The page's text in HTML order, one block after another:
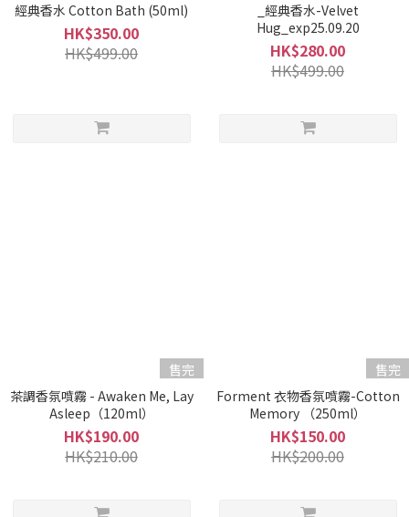
經典香水 Cotton Bath (50ml)
HK$350.00
HK$499.00
_經典香水-Velvet
Hug_exp25.09.20
HK$280.00
HK$499.00
售完
茶調香氛噴霧 - Awaken Me, Lay
Asleep（120ml）
HK$190.00
HK$210.00
售完
Forment 衣物香氛噴霧-Cotton
Memory （250ml）
HK$150.00
HK$200.00